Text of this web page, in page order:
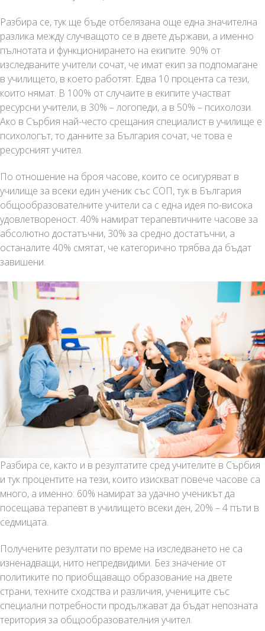
Разбира се, тук ще бъде отбелязана още една значителна
разлика между случващото се в двете държави, а именно
пълнотата и функционирането на екипите. 90% от
изследваните учители сочат, че имат екип за подпомагане
в училището, в което работят. Едва 10 процента са тези,
които нямат. В 100% от случаите в екипите участват
ресурсни учители, в 30% – логопеди, а в 50% – психолози.
Ако в Сърбия най-често срещания специалист в училище е
психологът, то данните за България сочат, че това е
ресурсният учител.
По отношение на броя часове, които се осигуряват в
училище за всеки един ученик със СОП, тук в България
общообразователните учители са с една идея по-висока
удовлетвореност. 40% намират терапевтичните часове за
абсолютно достатъчни, 30% за средно достатъчни, а
останалите 40% смятат, че категорично трябва да бъдат
завишени.
Разбира се, както и в резултатите сред учителите в Сърбия
и тук процентите на тези, които изискват повече часове са
много, а именно: 60% намират за удачно ученикът да
посещава терапевт в училището всеки ден, 20% – 4 пъти в
седмицата.
Получените резултати по време на изследването не са
изненадващи, нито непредвидими. Без значение от
политиките по приобщаващо образование на двете
страни, техните сходства и различия, учениците със
специални потребности продължават да бъдат непозната
територия за общообразователния учител.